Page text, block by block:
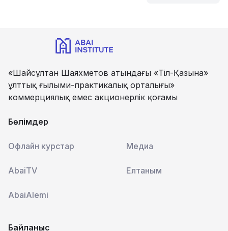
«Шайсұлтан Шаяхметов атындағы «Тіл-Қазына»
ұлттық ғылыми-практикалық орталығы»
коммерциялық емес акционерлік қоғамы
Бөлімдер
Офлайн курстар Медиа
AbaiTV Елтаным
AbaiAlemi
Байланыс